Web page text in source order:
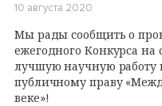
10 августа 2020
Мы рады сообщить о
ежегодного Конкурса на
лучшую научную
публичному праву
веке»!